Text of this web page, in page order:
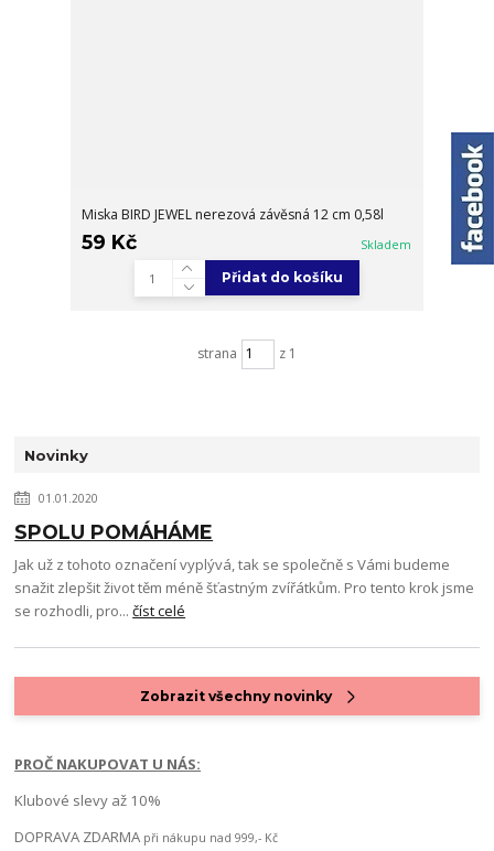
Miska BIRD JEWEL nerezová závěsná 12 cm 0,58l
59 Kč Skladem
Přidat do košíku
strana z 1
Novinky
01.01.2020
SPOLU POMÁHÁME
Jak už z tohoto označení vyplývá, tak se společně s Vámi budeme
snažit zlepšit život těm méně šťastným zvířátkům. Pro tento krok jsme
se rozhodli, pro...číst celé
Zobrazit všechny novinky
PROČ NAKUPOVAT U NÁS:
Klubové slevy až 10%
DOPRAVA ZDARMA při nákupu nad 999,- Kč